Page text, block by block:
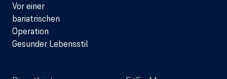
Vor einer
bariatrischen
Operation
Gesunder Lebensstil